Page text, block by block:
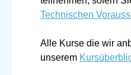
Technischen
Alle Kurse die wir
unserem